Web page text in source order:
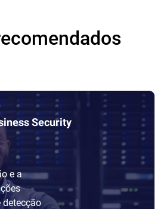
Security
e a